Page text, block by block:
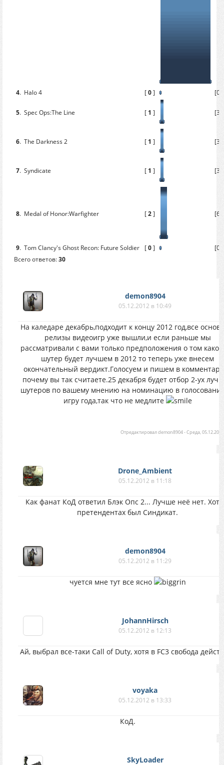
4. Halo 4 [0]
5. Spec Ops:The Line [ 1 ]
6. The Darkness 2 [ 1 ]
7. Syndicate [ 1 ]
8. Medal of Honor:Warfighter [2]
9. Tom Clancy's Ghost Recon: Future Soldier [0]
Всего ответов:30
demon8904
05.12.2012 в 10:49
На каледаре декабрь,подходит к концу 2012 год,все
релизы видеоигр уже вышли,и если раньше мы
рассматривали с вами только предположения о том
шутер будет лучшем в 2012 то теперь уже внесем
окончательный вердикт.Голосуем и пишем в
почему вы так считаете.25 декабря будет отбор 2-ух
шутеров по вашему мнению на номинацию в
игру года,так что не медлите
Отредактировалdemon8904-Среда,
Drone_Ambient
05.12.2012 в 11:18
Как фанат КоД ответил Блэк Опс 2... Лучше неё нет.
претендентах был Синдикат.
demon8904
05.12.2012 в 11:29
чуется мне тут все ясно
JohannHirsch
05.12.2012 в 12:13
Ай, выбрал все-таки Call of Duty, хотя в FC3 свобода
voyaka
05.12.2012 в 13:33
КоД.
SkyLoader